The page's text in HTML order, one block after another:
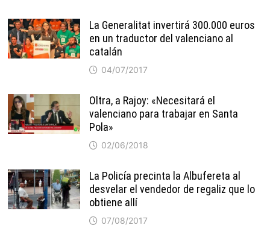
La Generalitat invertirá 300.000 euros
en un traductor del valenciano al
catalán
04/07/2017
Oltra, a Rajoy: «Necesitará el
valenciano para trabajar en Santa
Pola»
02/06/2018
La Policía precinta la Albufereta al
desvelar el vendedor de regaliz que lo
obtiene allí
07/08/2017